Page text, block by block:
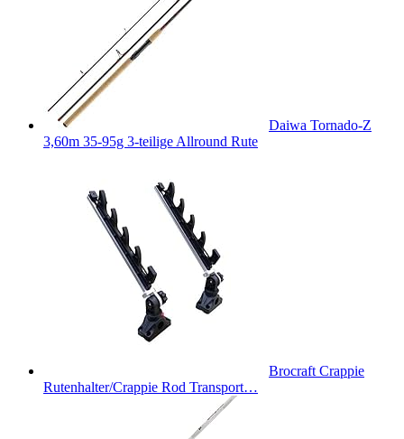
Daiwa Tornado-Z
3,60m 35-95g 3-teilige Allround Rute
Brocraft Crappie
Rutenhalter/Crappie Rod Transport…